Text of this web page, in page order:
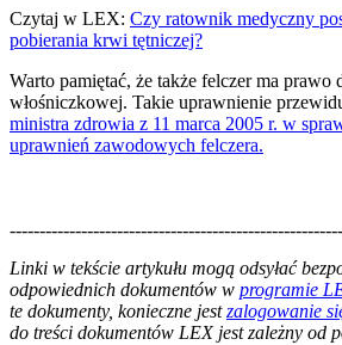
Czytaj w LEX: Czy ratownik medyczny
pobierania krwi tętniczej?
Warto pamiętać, że także felczer ma
włośniczkowej. Takie uprawnienie
ministra zdrowia z 11 marca 2005 r. w
uprawnień zawodowych felczera.
Linki w tekście artykułu mogą odsyłać
odpowiednich dokumentów w programie
te dokumenty, konieczne jestzalogowanie
do treści dokumentów LEX jest zależny od